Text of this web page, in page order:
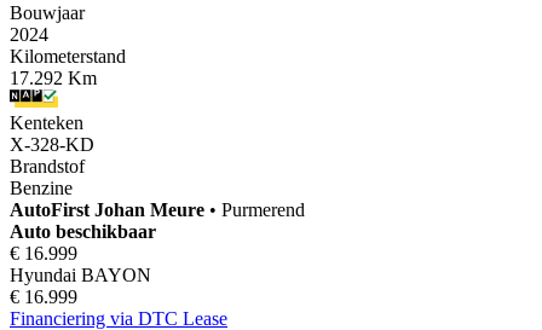
Bouwjaar
2024
Kilometerstand
17.292 Km
Kenteken
X-328-KD
Brandstof
Benzine
AutoFirst Johan Meure • Purmerend
Auto beschikbaar
€ 16.999
Hyundai BAYON
€ 16.999
Financiering via DTC Lease